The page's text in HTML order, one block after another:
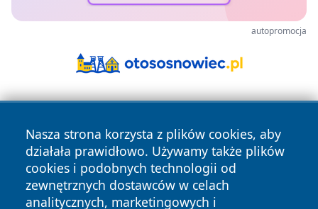
autopromocja
Nasza strona korzysta z plików cookies, aby
działała prawidłowo. Używamy także plików
cookies i podobnych technologii od
zewnętrznych dostawców w celach
analitycznych, marketingowych i
Copyright © 2026 wiadomosciolsztyn.pl Wszystkie prawa
zastrzeżone.